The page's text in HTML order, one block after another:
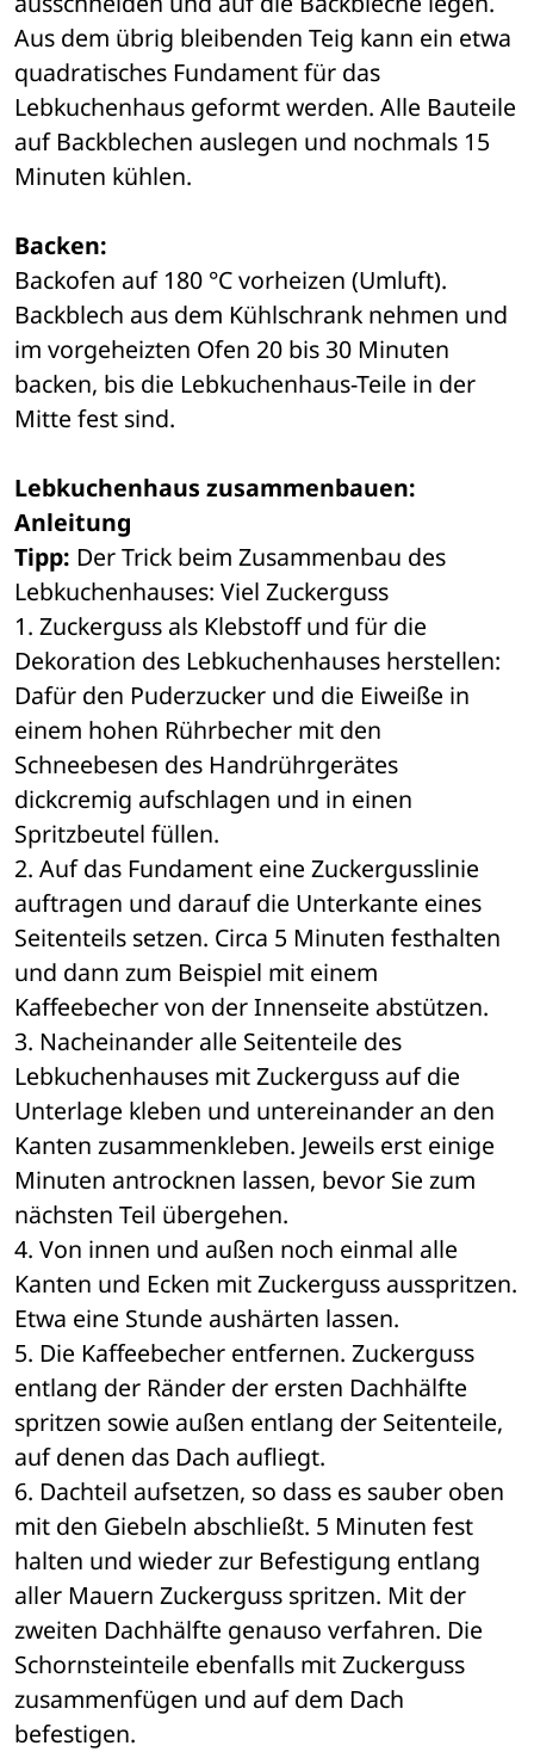
Aus dem übrig bleibenden Teig kann ein etwa
quadratisches Fundament für das
Lebkuchenhaus geformt werden. Alle Bauteile
auf Backblechen auslegen und nochmals 15
Minuten kühlen.
Backen:
Backofen auf 180 °C vorheizen (Umluft).
Backblech aus dem Kühlschrank nehmen und
im vorgeheizten Ofen 20 bis 30 Minuten
backen, bis die Lebkuchenhaus-Teile in der
Mitte fest sind.
Lebkuchenhaus zusammenbauen:
Anleitung
Tipp: Der Trick beim Zusammenbau des
Lebkuchenhauses: Viel Zuckerguss
1. Zuckerguss als Klebstoff und für die
Dekoration des Lebkuchenhauses herstellen:
Dafür den Puderzucker und die Eiweiße in
einem hohen Rührbecher mit den
Schneebesen des Handrührgerätes
dickcremig aufschlagen und in einen
Spritzbeutel füllen.
2. Auf das Fundament eine Zuckergusslinie
auftragen und darauf die Unterkante eines
Seitenteils setzen. Circa 5 Minuten festhalten
und dann zum Beispiel mit einem
Kaffeebecher von der Innenseite abstützen.
3. Nacheinander alle Seitenteile des
Lebkuchenhauses mit Zuckerguss auf die
Unterlage kleben und untereinander an den
Kanten zusammenkleben. Jeweils erst einige
Minuten antrocknen lassen, bevor Sie zum
nächsten Teil übergehen.
4. Von innen und außen noch einmal alle
Kanten und Ecken mit Zuckerguss ausspritzen.
Etwa eine Stunde aushärten lassen.
5. Die Kaffeebecher entfernen. Zuckerguss
entlang der Ränder der ersten Dachhälfte
spritzen sowie außen entlang der Seitenteile,
auf denen das Dach aufliegt.
6. Dachteil aufsetzen, so dass es sauber oben
mit den Giebeln abschließt. 5 Minuten fest
halten und wieder zur Befestigung entlang
aller Mauern Zuckerguss spritzen. Mit der
zweiten Dachhälfte genauso verfahren. Die
Schornsteinteile ebenfalls mit Zuckerguss
zusammenfügen und auf dem Dach
befestigen.